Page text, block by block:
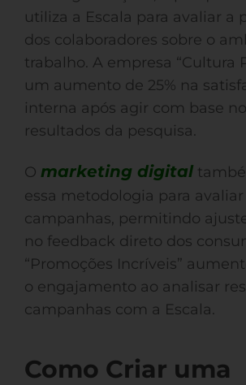
utiliza a Escala para avaliar a
dos colaboradores sobre o
trabalho. A empresa “Cultura
um aumento de 25% na
interna após agir com base
resultados da pesquisa.
O marketing digital
essa metodologia para avaliar
campanhas, permitindo
no feedback direto dos
“Promoções Incríveis”
o engajamento ao analisar
campanhas com a Escala.
Como Criar uma